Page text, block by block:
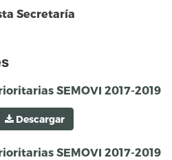
Secretaría
SEMOVI 2017-2019
Descargar
SEMOVI 2017-2019